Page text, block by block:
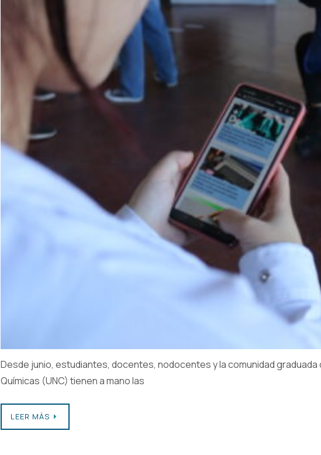
Desde junio, estudiantes, docentes, nodocentes y la comunidad graduada
Químicas (UNC) tienen a mano las
LEER MÁS